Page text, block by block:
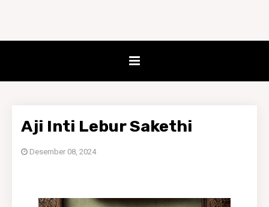
Aji Inti Lebur Sakethi
Desember 08, 2024